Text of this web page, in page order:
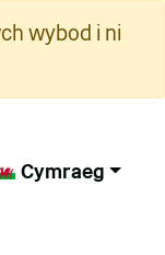
wybod i ni
Cymraeg